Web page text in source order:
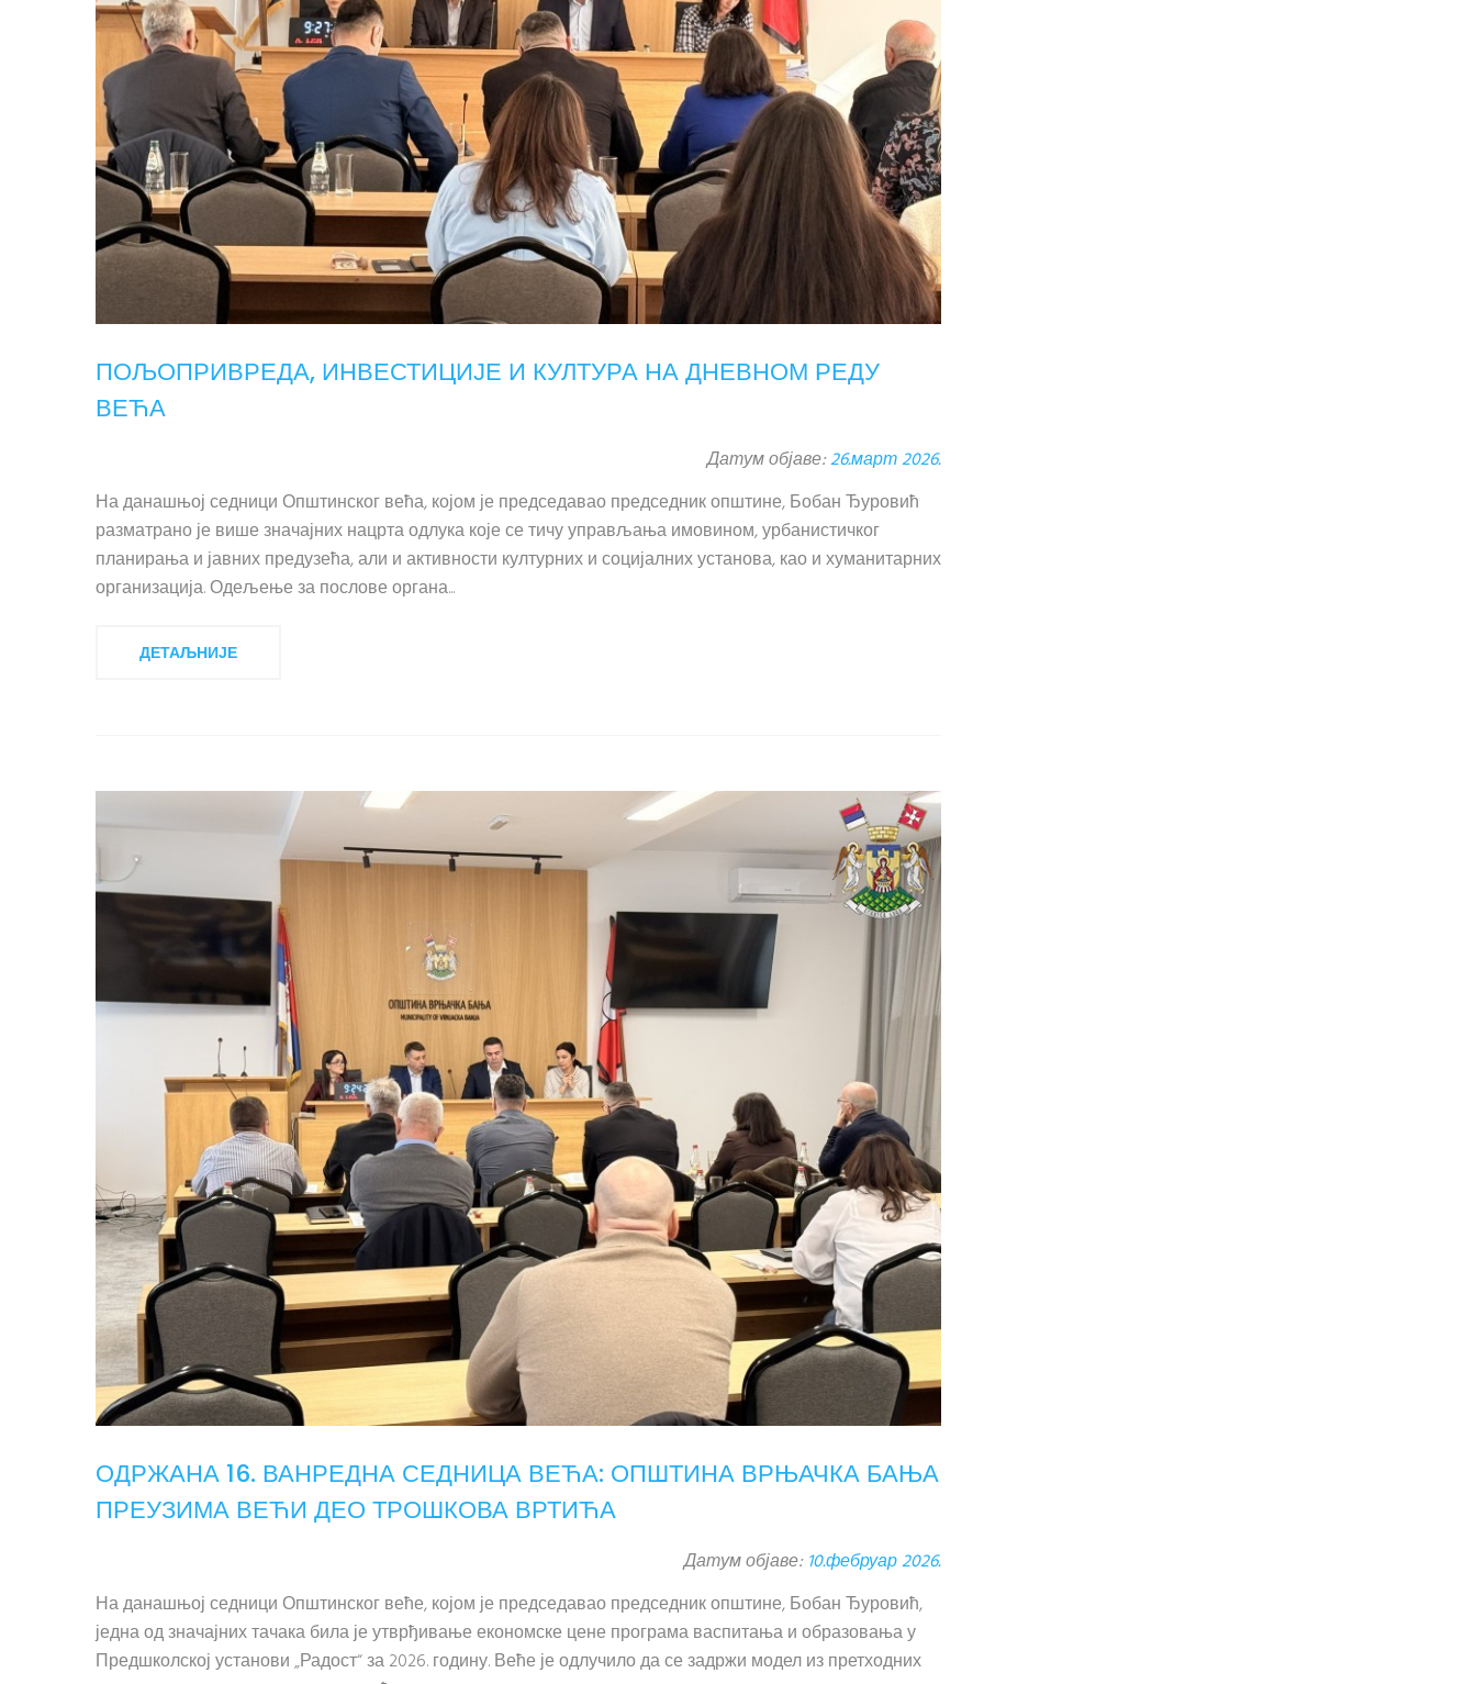
ПОЉОПРИВРЕДА, ИНВЕСТИЦИЈЕ И КУЛТУРА НА ДНЕВНОМ РЕДУ
ВЕЋА
Датум објаве:26.март 2026.
На данашњој седници Општинског већа, којом је председавао председник општине, Бобан Ђуровић
разматрано је више значајних нацрта одлука које се тичу управљања имовином, урбанистичког
планирања и јавних предузећа, али и активности културних и социјалних установа, као и хуманитарних
организација. Одељење за послове органа...
ДЕТАЉНИЈЕ
ОДРЖАНА 16. ВАНРЕДНА СЕДНИЦА ВЕЋА: ОПШТИНА ВРЊАЧКА БАЊА
ПРЕУЗИМА ВЕЋИ ДЕО ТРОШКОВА ВРТИЋА
Датум објаве:10.фебруар 2026.
На данашњој седници Општинског веће, којом је председавао председник општине, Бобан Ђуровић,
једна од значајних тачака била је утврђивање економске цене програма васпитања и образовања у
Предшколској установи „Радост“ за 2026. годину. Веће је одлучило да се задржи модел из претходних